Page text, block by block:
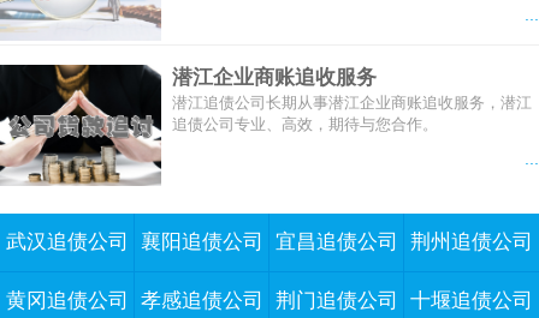
潜江企业商账追收服务
潜江追债公司长期从事潜江企业商账追收服务，潜江
追债公司专业、高效，期待与您合作。
武汉追债公司 襄阳追债公司 宜昌追债公司 荆州追债公司
黄冈追债公司 孝感追债公司 荆门追债公司 十堰追债公司